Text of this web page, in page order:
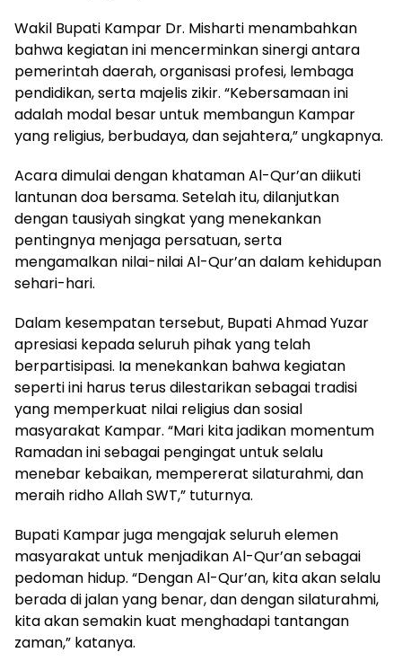
Wakil Bupati Kampar Dr. Misharti menambahkan
bahwa kegiatan ini mencerminkan sinergi antara
pemerintah daerah, organisasi profesi, lembaga
pendidikan, serta majelis zikir. “Kebersamaan ini
adalah modal besar untuk membangun Kampar
yang religius, berbudaya, dan sejahtera,” ungkapnya.
Acara dimulai dengan khataman Al-Qur’an diikuti
lantunan doa bersama. Setelah itu, dilanjutkan
dengan tausiyah singkat yang menekankan
pentingnya menjaga persatuan, serta
mengamalkan nilai-nilai Al-Qur’an dalam kehidupan
sehari-hari.
Dalam kesempatan tersebut, Bupati Ahmad Yuzar
apresiasi kepada seluruh pihak yang telah
berpartisipasi. Ia menekankan bahwa kegiatan
seperti ini harus terus dilestarikan sebagai tradisi
yang memperkuat nilai religius dan sosial
masyarakat Kampar. “Mari kita jadikan momentum
Ramadan ini sebagai pengingat untuk selalu
menebar kebaikan, mempererat silaturahmi, dan
meraih ridho Allah SWT,” tuturnya.
Bupati Kampar juga mengajak seluruh elemen
masyarakat untuk menjadikan Al-Qur’an sebagai
pedoman hidup. “Dengan Al-Qur’an, kita akan selalu
berada di jalan yang benar, dan dengan silaturahmi,
kita akan semakin kuat menghadapi tantangan
zaman,” katanya.